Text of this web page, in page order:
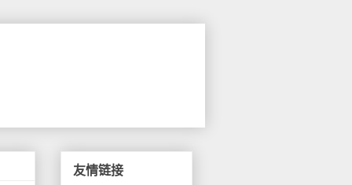
友情链接